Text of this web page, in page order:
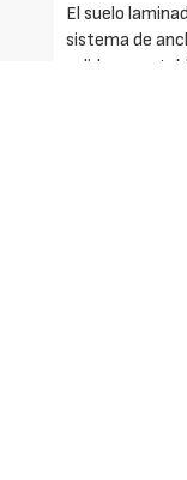
El suelo
sistema de
solidez a su